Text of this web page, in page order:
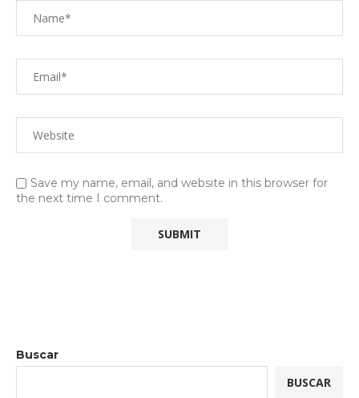
Save my name, email, and website in this browser for
the next time I comment.
Buscar
BUSCAR